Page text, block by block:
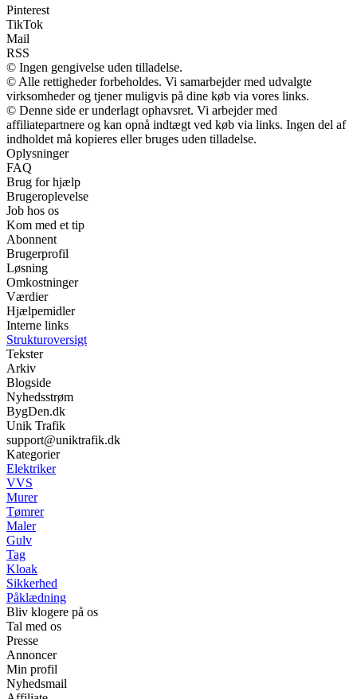
Pinterest
TikTok
Mail
RSS
© Ingen gengivelse uden tilladelse.
© Alle rettigheder forbeholdes. Vi samarbejder med udvalgte
virksomheder og tjener muligvis på dine køb via vores links.
© Denne side er underlagt ophavsret. Vi arbejder med
affiliatepartnere og kan opnå indtægt ved køb via links. Ingen del af
indholdet må kopieres eller bruges uden tilladelse.
Oplysninger
FAQ
Brug for hjælp
Brugeroplevelse
Job hos os
Kom med et tip
Abonnent
Brugerprofil
Løsning
Omkostninger
Værdier
Hjælpemidler
Interne links
Strukturoversigt
Tekster
Arkiv
Blogside
Nyhedsstrøm
BygDen.dk
Unik Trafik
support@uniktrafik.dk
Kategorier
Elektriker
VVS
Murer
Tømrer
Maler
Gulv
Tag
Kloak
Sikkerhed
Påklædning
Bliv klogere på os
Tal med os
Presse
Annoncer
Min profil
Nyhedsmail